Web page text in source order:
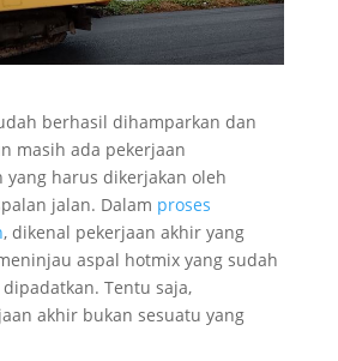
berhasil dihamparkan dan
masih ada pekerjaan
yang harus dikerjakan oleh
jalan. Dalam proses
, dikenal pekerjaan akhir yang
aspal hotmix yang sudah
Tentu saja,
akhir bukan sesuatu yang